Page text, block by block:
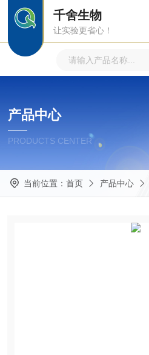
千舍生物
让实验更省心！
产品中心
PRODUCTS CENTER
当前位置： 首页 产品中心